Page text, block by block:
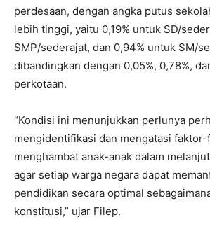
perdesaan, dengan angka putus
lebih tinggi, yaitu 0,19% untuk SD/
SMP/sederajat, dan 0,94% untuk SM/
dibandingkan dengan 0,05%, 0,78%,
perkotaan.
“Kondisi ini menunjukkan perlunya
mengidentifikasi dan mengatasi faktor-
menghambat anak-anak dalam
agar setiap warga negara dapat
pendidikan secara optimal
konstitusi,” ujar Filep.